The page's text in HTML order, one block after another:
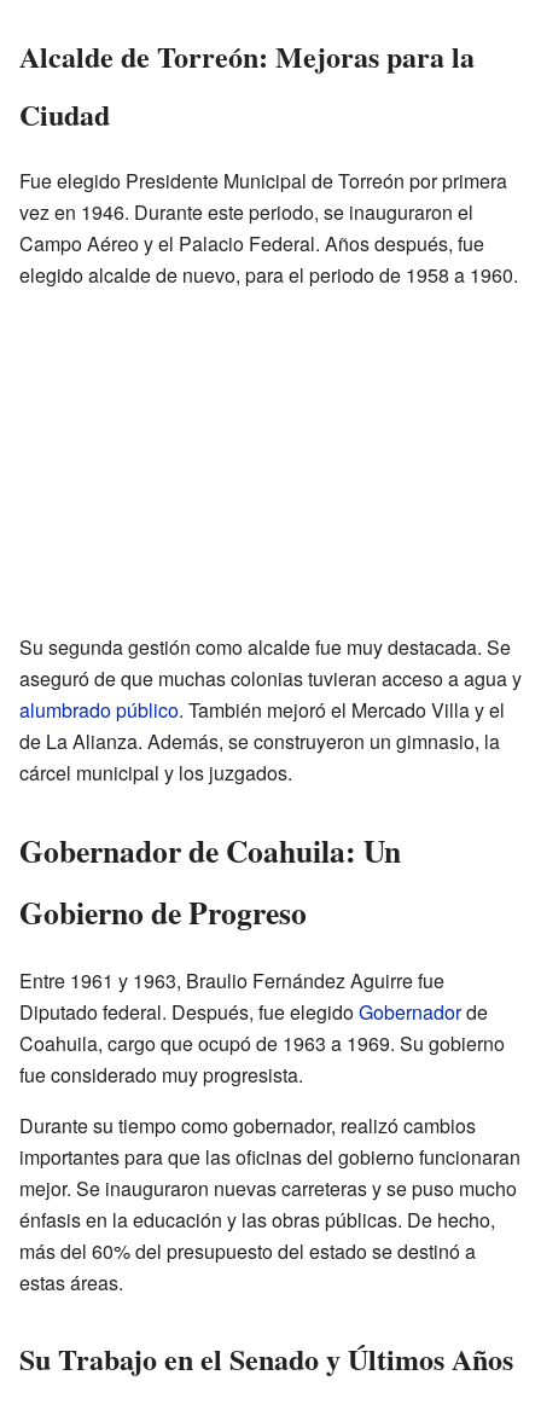
Alcalde de Torreón: Mejoras para la
Ciudad
Fue elegido Presidente Municipal de Torreón por primera
vez en 1946. Durante este periodo, se inauguraron el
Campo Aéreo y el Palacio Federal. Años después, fue
elegido alcalde de nuevo, para el periodo de 1958 a 1960.
Su segunda gestión como alcalde fue muy destacada. Se
aseguró de que muchas colonias tuvieran acceso a agua y
alumbrado público. También mejoró el Mercado Villa y el
de La Alianza. Además, se construyeron un gimnasio, la
cárcel municipal y los juzgados.
Gobernador de Coahuila: Un
Gobierno de Progreso
Entre 1961 y 1963, Braulio Fernández Aguirre fue
Diputado federal. Después, fue elegidoGobernadorde
Coahuila, cargo que ocupó de 1963 a 1969. Su gobierno
fue considerado muy progresista.
Durante su tiempo como gobernador, realizó cambios
importantes para que las oficinas del gobierno funcionaran
mejor. Se inauguraron nuevas carreteras y se puso mucho
énfasis en la educación y las obras públicas. De hecho,
más del 60% del presupuesto del estado se destinó a
estas áreas.
Su Trabajo en el Senado y Últimos Años